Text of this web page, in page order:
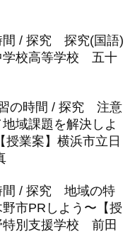
/ 探究 探究(国語)
学校高等学校 五十
の時間 / 探究 注意
域課題を解決しよ
業案】横浜市立日
/ 探究 地域の特
市PRしよう〜【授
特別支援学校 前田